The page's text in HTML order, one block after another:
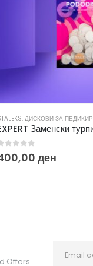
, ДИСКОВИ ЗА ПЕДИКИР
out of 5ден
Offers.